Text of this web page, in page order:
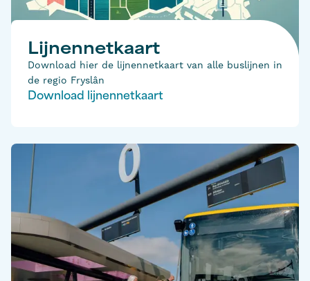
Lijnennetkaart
Download hier de lijnennetkaart van alle buslijnen in
de regio Fryslân
Download lijnennetkaart